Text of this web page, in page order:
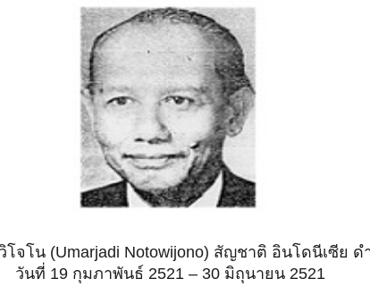
จโน (Umarjadi Notowijono) สัญชาติ อินโดนีเซีย ด
วันที่ 19 กุมภาพันธ์ 2521 – 30 มิถุนายน 2521